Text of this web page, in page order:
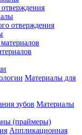
отверждения
Материалы для
Материалы
(праймеры)
Аппликационная